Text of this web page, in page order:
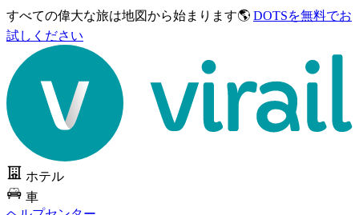
すべての偉大な旅は地図から始まります🌎 DOTSを無料でお
試しください
ホテル
車